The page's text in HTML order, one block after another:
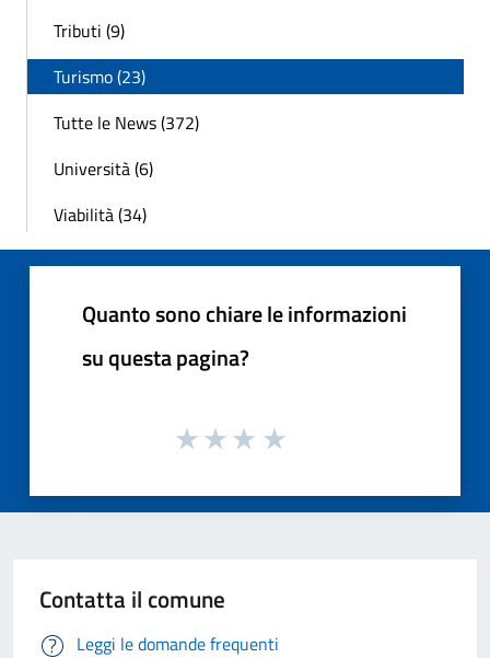
Tributi (9)
Turismo (23)
Tutte le News (372)
Università (6)
Viabilità (34)
Quanto sono chiare le informazioni
su questa pagina?
Contatta il comune
Leggi le domande frequenti